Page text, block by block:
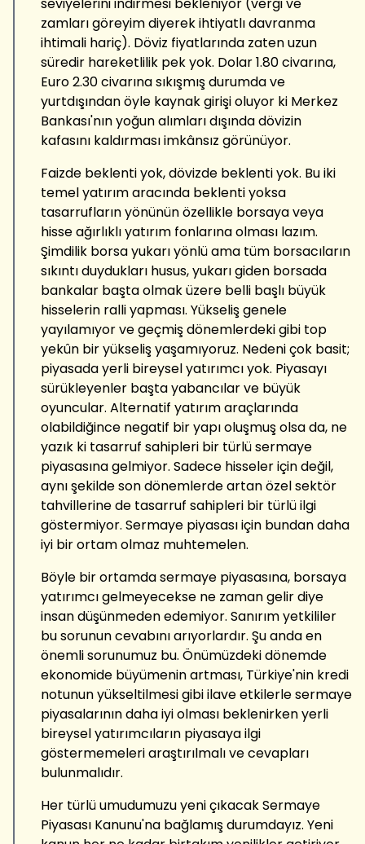
zamları göreyim diyerek ihtiyatlı davranma
ihtimali hariç). Döviz fiyatlarında zaten uzun
süredir hareketlilik pek yok. Dolar 1.80 civarına,
Euro 2.30 civarına sıkışmış durumda ve
yurtdışından öyle kaynak girişi oluyor ki Merkez
Bankası'nın yoğun alımları dışında dövizin
kafasını kaldırması imkânsız görünüyor.
Faizde beklenti yok, dövizde beklenti yok. Bu iki
temel yatırım aracında beklenti yoksa
tasarrufların yönünün özellikle borsaya veya
hisse ağırlıklı yatırım fonlarına olması lazım.
Şimdilik borsa yukarı yönlü ama tüm borsacıların
sıkıntı duydukları husus, yukarı giden borsada
bankalar başta olmak üzere belli başlı büyük
hisselerin ralli yapması. Yükseliş genele
yayılamıyor ve geçmiş dönemlerdeki gibi top
yekûn bir yükseliş yaşamıyoruz. Nedeni çok basit;
piyasada yerli bireysel yatırımcı yok. Piyasayı
sürükleyenler başta yabancılar ve büyük
oyuncular. Alternatif yatırım araçlarında
olabildiğince negatif bir yapı oluşmuş olsa da, ne
yazık ki tasarruf sahipleri bir türlü sermaye
piyasasına gelmiyor. Sadece hisseler için değil,
aynı şekilde son dönemlerde artan özel sektör
tahvillerine de tasarruf sahipleri bir türlü ilgi
göstermiyor. Sermaye piyasası için bundan daha
iyi bir ortam olmaz muhtemelen.
Böyle bir ortamda sermaye piyasasına, borsaya
yatırımcı gelmeyecekse ne zaman gelir diye
insan düşünmeden edemiyor. Sanırım yetkililer
bu sorunun cevabını arıyorlardır. Şu anda en
önemli sorunumuz bu. Önümüzdeki dönemde
ekonomide büyümenin artması, Türkiye'nin kredi
notunun yükseltilmesi gibi ilave etkilerle sermaye
piyasalarının daha iyi olması beklenirken yerli
bireysel yatırımcıların piyasaya ilgi
göstermemeleri araştırılmalı ve cevapları
bulunmalıdır.
Her türlü umudumuzu yeni çıkacak Sermaye
Piyasası Kanunu'na bağlamış durumdayız. Yeni